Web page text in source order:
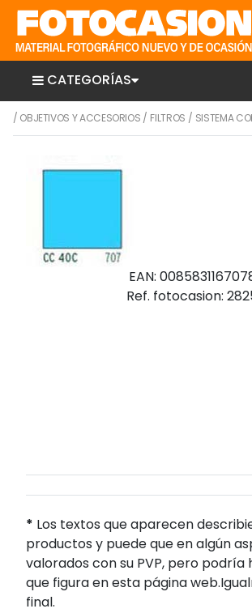
CATEGORÍAS
/ OBJETIVOS Y ACCESORIOS / FILTROS / SISTEMA
EAN:
Ref. fotocasion:
* Los textos que aparecen
productos y puede que en algún
valorados con su PVP, pero
que figura en esta página
final.